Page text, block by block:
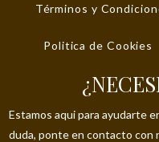
Términos y
Politica de Cookies
Estamos aqui para ayudarte
duda, ponte en contacto con